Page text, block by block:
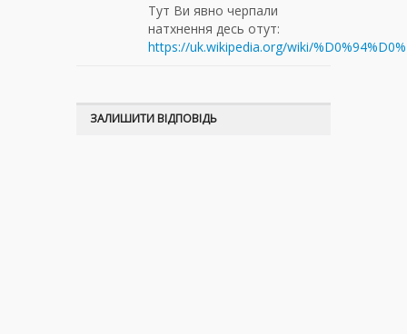
Тут Ви явно черпали
натхнення десь отут:
https://uk.wikipedia.org/wiki/
ЗАЛИШИТИ ВІДПОВІДЬ